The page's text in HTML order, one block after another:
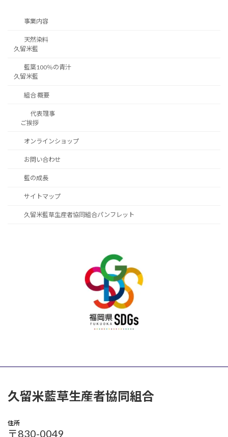
事業内容
天然染料
久留米藍
藍葉100％の青汁
久留米藍
組合 概要
代表理事
ご挨拶
オンラインショップ
お問い合わせ
藍の成長
サイトマップ
久留米藍草生産者協同組合パンフレット
久留米藍草生産者協同組合
住所
〒830-0049